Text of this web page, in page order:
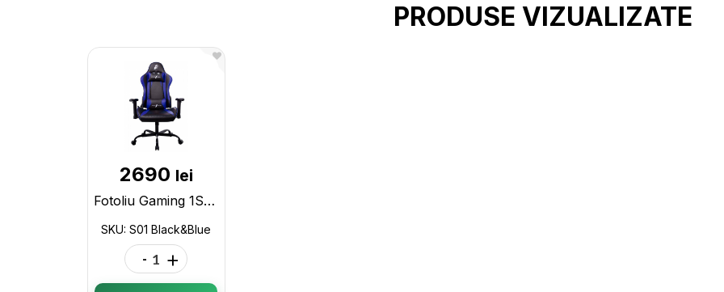
PRODUSE VIZUALIZATE
2690 lei
Fotoliu Gaming 1STPLAYER S01/ 120kg/ 2D/ Black/Blue S01 Black&Blue
SKU: S01 Black&Blue
- +